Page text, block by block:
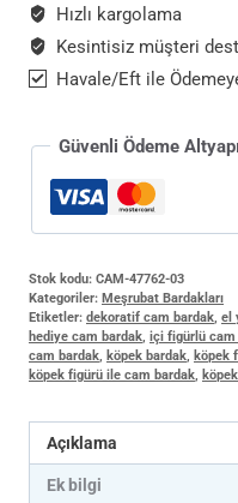
Hızlı kargolama
Kesintisiz müşteri
Havale/Eft ile
Güvenli Ödeme
Stok kodu: CAM-47762-03
Kategoriler: Meşrubat Bardakları
Etiketler: dekoratif cam bardak, el
hediye cam bardak, içi figürlü cam
cam bardak, köpek bardak, köpek
köpek figürü ile cam bardak,
Açıklama
Ek bilgi